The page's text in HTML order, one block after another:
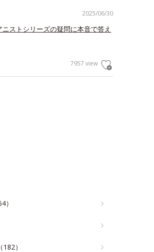
2025/06/30
ストシリーズの疑問に本音で答え
7957 view
）
）